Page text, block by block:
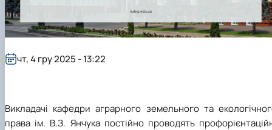
Викладачі кафедри аграрного земельного та
права ім. В.З. Янчука постійно проводять
чт, 4 гру 2025 - 13:22